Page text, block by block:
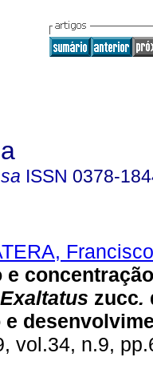
ISSN 0378-
Francisco
e
zucc.
vol.34, n.9,